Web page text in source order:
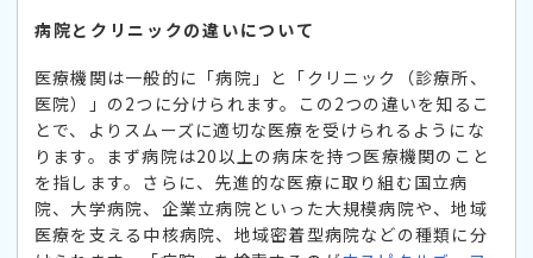
病院とクリニックの違いについて
医療機関は一般的に「病院」と「クリニック（診療所、
医院）」の2つに分けられます。この2つの違いを知るこ
とで、よりスムーズに適切な医療を受けられるようにな
ります。まず病院は20以上の病床を持つ医療機関のこと
を指します。さらに、先進的な医療に取り組む国立病
院、大学病院、企業立病院といった大規模病院や、地域
医療を支える中核病院、地域密着型病院などの種類に分